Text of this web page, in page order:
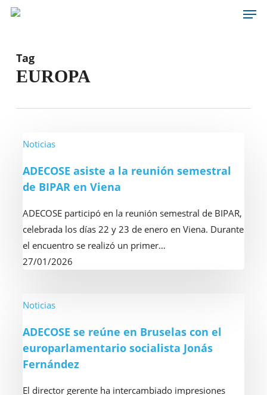
Skip
content
Tag
EUROPA
ADECOSE
a
la
semestral
de
BIPAR
en
Noticias
ADECOSE asiste a la reunión semestral
de BIPAR en Viena
ADECOSE participó en la reunión semestral de BIPAR,
celebrada los días 22 y 23 de enero en Viena. Durante
el encuentro se realizó un primer…
27/01/2026
ADECOSE
reúne
en
Bruselas
Noticias
ADECOSE se reúne en Bruselas con el
europarlamentario socialista Jonás
Fernández
El director gerente ha intercambiado impresiones